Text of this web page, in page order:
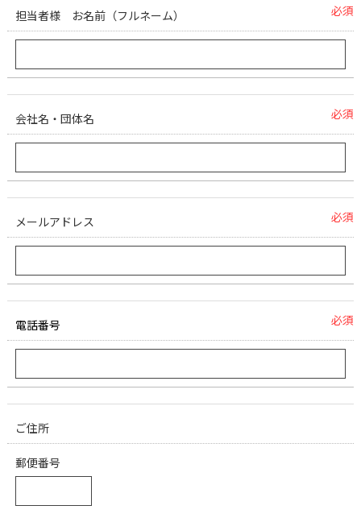
担当者様 お名前（フルネーム） 必須
会社名・団体名 必須
メールアドレス 必須
電話番号 必須
ご住所
郵便番号